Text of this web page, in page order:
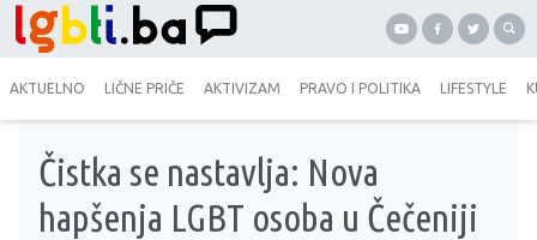
AKTUELNO LIČNE PRIČE AKTIVIZAM PRAVO I POLITIKA LIFESTYLE
Čistka se nastavlja: Nova
hapšenja LGBT osoba u Čečeniji